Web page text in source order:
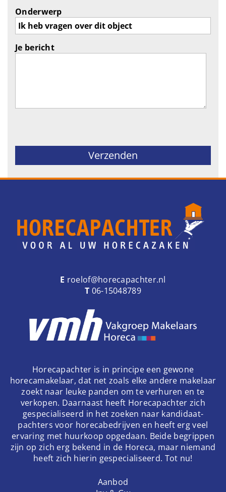
Onderwerp
Je bericht
E roelof@horecapachter.nl
T 06-15048789
Horecapachter is in principe een gewone
horecamakelaar, dat net zoals elke andere makelaar
zoekt naar leuke panden om te verhuren en te
verkopen. Daarnaast heeft Horecapachter zich
gespecialiseerd in het zoeken naar kandidaat-
pachters voor horecabedrijven en heeft erg veel
ervaring met huurkoop opgedaan. Beide begrippen
zijn op zich erg bekend in de Horeca, maar niemand
heeft zich hierin gespecialiseerd. Tot nu!
Aanbod